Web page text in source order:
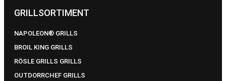
GRILLSORTIMENT
NAPOLEON® GRILLS
BROIL KING GRILLS
RÖSLE GRILLS GRILLS
OUTDORRCHEF GRILLS